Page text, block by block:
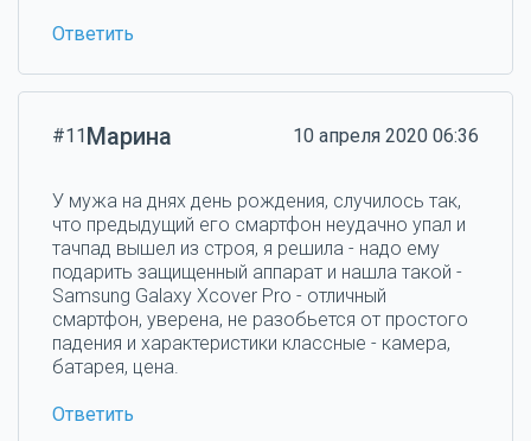
Ответить
#11Марина 10 апреля 2020 06:36
У мужа на днях день рождения, случилось так,
что предыдущий его смартфон неудачно упал и
тачпад вышел из строя, я решила - надо ему
подарить защищенный аппарат и нашла такой -
Samsung Galaxy Xcover Pro - отличный
смартфон, уверена, не разобьется от простого
падения и характеристики классные - камера,
батарея, цена.
Ответить